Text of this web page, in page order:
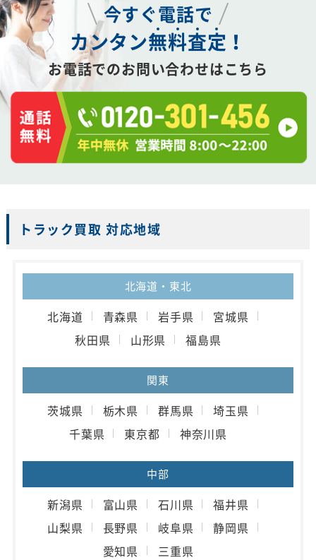
今すぐ電話で
カンタン無料査定 ！
お電話でのお問い合わせはこちら
トラック買取 対応地域
北海道・東北
北海道 青森県 岩手県
宮城県
秋田県
山形県 福島県
関東
茨城県 栃木県 群馬県
埼玉県
千葉県
東京都 神奈川県
中部
新潟県 富山県 石川県
福井県
山梨県
長野県 岐阜県
静岡県
愛知県
三重県